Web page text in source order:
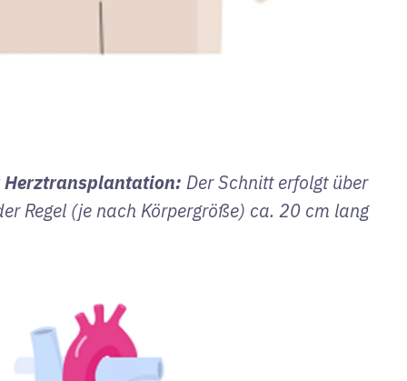
Der Schnitt erfolgt über
Regel (je nach Körpergröße) ca. 20 cm lang